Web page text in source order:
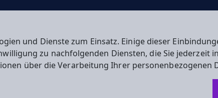
und Dienste zum Einsatz. Einige dieser
zu nachfolgenden Diensten, die Sie jederzeit
über die Verarbeitung Ihrer personenbezogenen